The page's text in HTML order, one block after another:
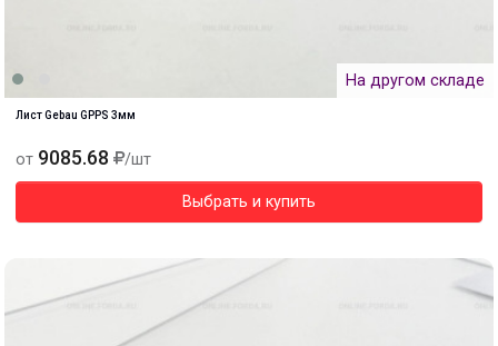
На другом складе
Лист Gebau GPPS 3мм
от 9085.68 /шт
Выбрать и купить